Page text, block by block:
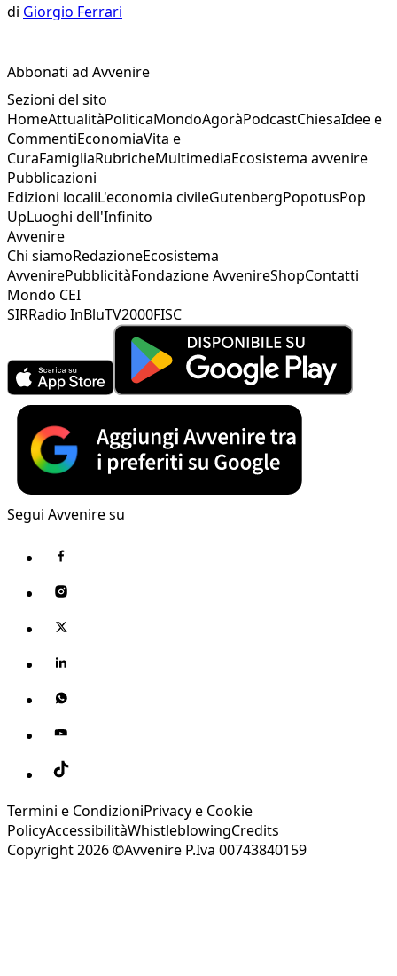
di Giorgio Ferrari
Abbonati ad Avvenire
Sezioni del sito
HomeAttualitàPoliticaMondoAgoràPodcastChiesaIdee e
CommentiEconomiaVita e
CuraFamigliaRubricheMultimediaEcosistema avvenire
Pubblicazioni
Edizioni localiL'economia civileGutenbergPopotusPop
UpLuoghi dell'Infinito
Avvenire
Chi siamoRedazioneEcosistema
AvvenirePubblicitàFondazione AvvenireShopContatti
Mondo CEI
SIRRadio InBluTV2000FISC
Segui Avvenire su
Termini e CondizioniPrivacy e Cookie
PolicyAccessibilitàWhistleblowingCredits
Copyright 2026 ©Avvenire P.Iva 00743840159